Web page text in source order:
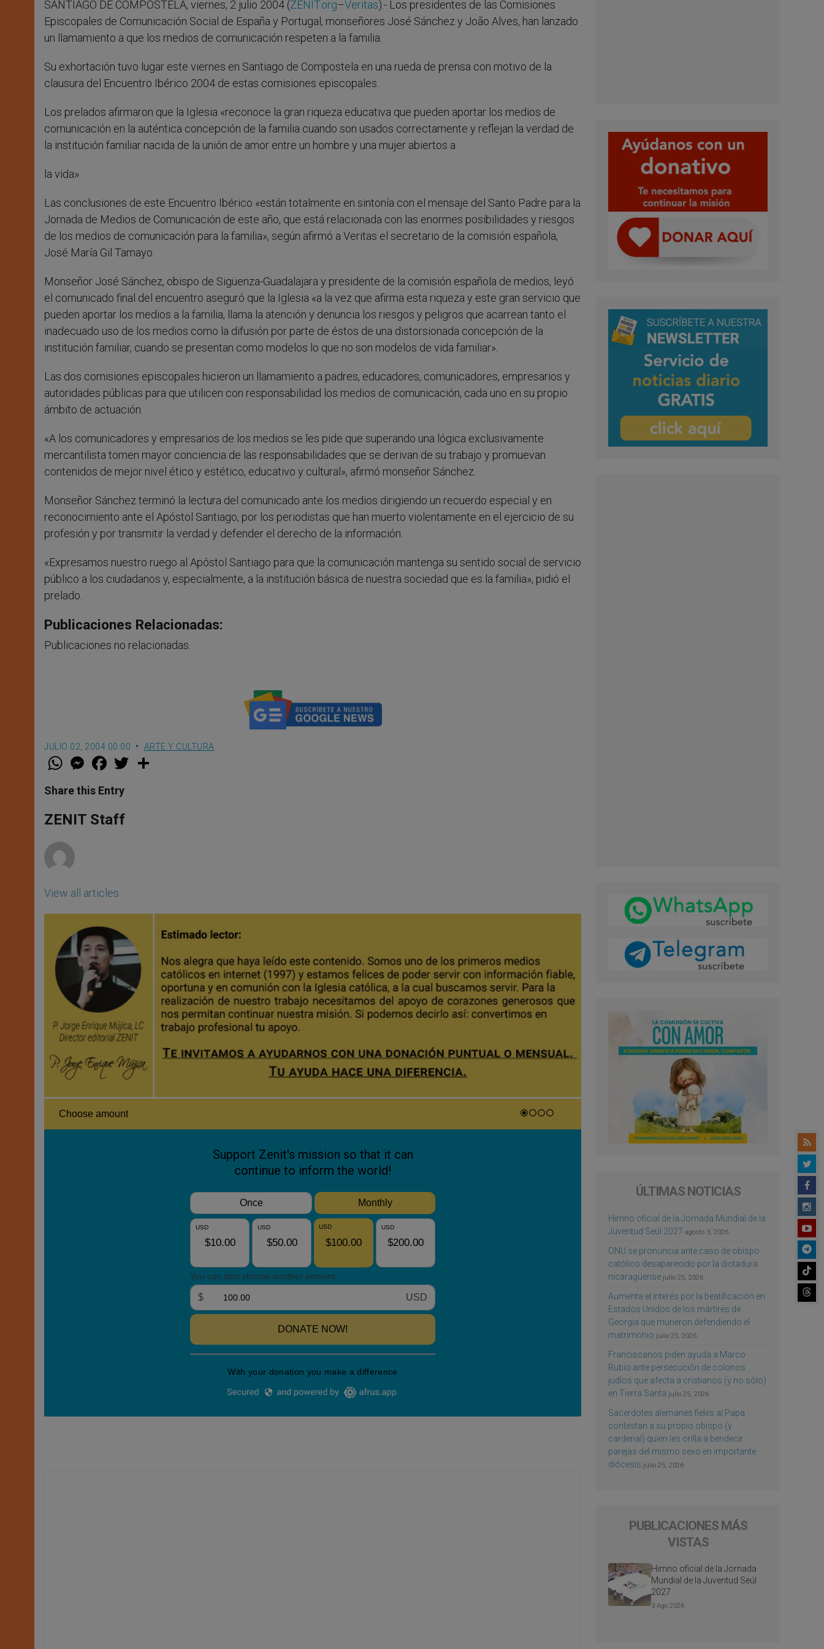
r
SANTIAGO DE COMPOSTELA, viernes, 2 julio 2004 (ZENIT.org–Veritas).- Los presidentes de las Comisiones
Episcopales de Comunicación Social de España y Portugal, monseñores José Sánchez y João Alves, han lanzado
un llamamiento a que los medios de comunicación respeten a la familia.
Su exhortación tuvo lugar este viernes en Santiago de Compostela en una rueda de prensa con motivo de la
clausura del Encuentro Ibérico 2004 de estas comisiones episcopales.
Los prelados afirmaron que la Iglesia «reconoce la gran riqueza educativa que pueden aportar los medios de
comunicación en la auténtica concepción de la familia cuando son usados correctamente y reflejan la verdad de
la institución familiar nacida de la unión de amor entre un hombre y una mujer abiertos a
la vida».
Las conclusiones de este Encuentro Ibérico «están totalmente en sintonía con el mensaje del Santo Padre para la
Jornada de Medios de Comunicación de este año, que está relacionada con las enormes posibilidades y riesgos
de los medios de comunicación para la familia», según afirmó a Veritas el secretario de la comisión española,
José María Gil Tamayo.
Monseñor José Sánchez, obispo de Sigüenza-Guadalajara y presidente de la comisión española de medios, leyó
el comunicado final del encuentro aseguró que la Iglesia «a la vez que afirma esta riqueza y este gran servicio que
pueden aportar los medios a la familia, llama la atención y denuncia los riesgos y peligros que acarrean tanto el
inadecuado uso de los medios como la difusión por parte de éstos de una distorsionada concepción de la
institución familiar, cuando se presentan como modelos lo que no son modelos de vida familiar».
Las dos comisiones episcopales hicieron un llamamiento a padres, educadores, comunicadores, empresarios y
autoridades públicas para que utilicen con responsabilidad los medios de comunicación, cada uno en su propio
ámbito de actuación.
«A los comunicadores y empresarios de los medios se les pide que superando una lógica exclusivamente
mercantilista tomen mayor conciencia de las responsabilidades que se derivan de su trabajo y promuevan
contenidos de mejor nivel ético y estético, educativo y cultural», afirmó monseñor Sánchez.
Monseñor Sánchez terminó la lectura del comunicado ante los medios dirigiendo un recuerdo especial y en
reconocimiento ante el Apóstol Santiago, por los periodistas que han muerto violentamente en el ejercicio de su
profesión y por transmitir la verdad y defender el derecho de la información.
«Expresamos nuestro ruego al Apóstol Santiago para que la comunicación mantenga su sentido social de servicio
público a los ciudadanos y, especialmente, a la institución básica de nuestra sociedad que es la familia», pidió el
prelado.
Publicaciones Relacionadas:
Publicaciones no relacionadas.
JULIO 02, 2004 00:00 ARTE Y CULTURA
W
t
s
p
p
M
e
s
e
g
e
F
a
e
b
o
k
w
Share this Entry
ZENIT Staff
View all articles
ÚLTIMAS NOTICIAS
Himno oficial de la Jornada Mundial de la
Juventud Seúl 2027 agosto 3, 2026
ONU se pronuncia ante caso de obispo
católico desaparecido por la dictadura
nicaragüense julio 25, 2026
Aumenta el interés por la beatificación en
Estados Unidos de los mártires de
Georgia que murieron defendiendo el
matrimonio julio 25, 2026
Franciscanos piden ayuda a Marco
Rubio ante persecución de colonos
judíos que afecta a cristianos (y no sólo)
en Tierra Santa julio 25, 2026
Sacerdotes alemanes fieles al Papa
contestan a su propio obispo (y
cardenal) quien les orilla a bendecir
parejas del mismo sexo en importante
diócesis julio 25, 2026
PUBLICACIONES MÁS
VISTAS
Himno oficial de la Jornada
Mundial de la Juventud Seúl
2027
3 Ago 2026